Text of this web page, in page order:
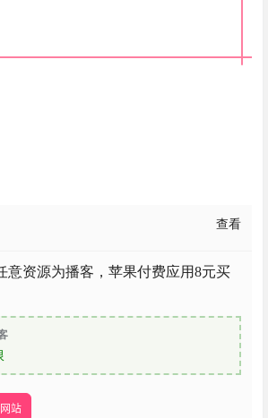
查看
意资源为播客，苹果付费应用8元买
站